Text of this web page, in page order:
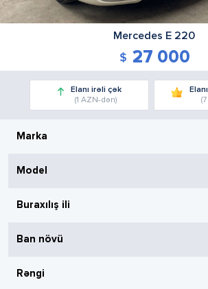
Mercedes E 220
27 000
Elanı irəli çək
(1 AZN-dən)
Marka
Model
Buraxılış ili
Ban növü
Rəngi